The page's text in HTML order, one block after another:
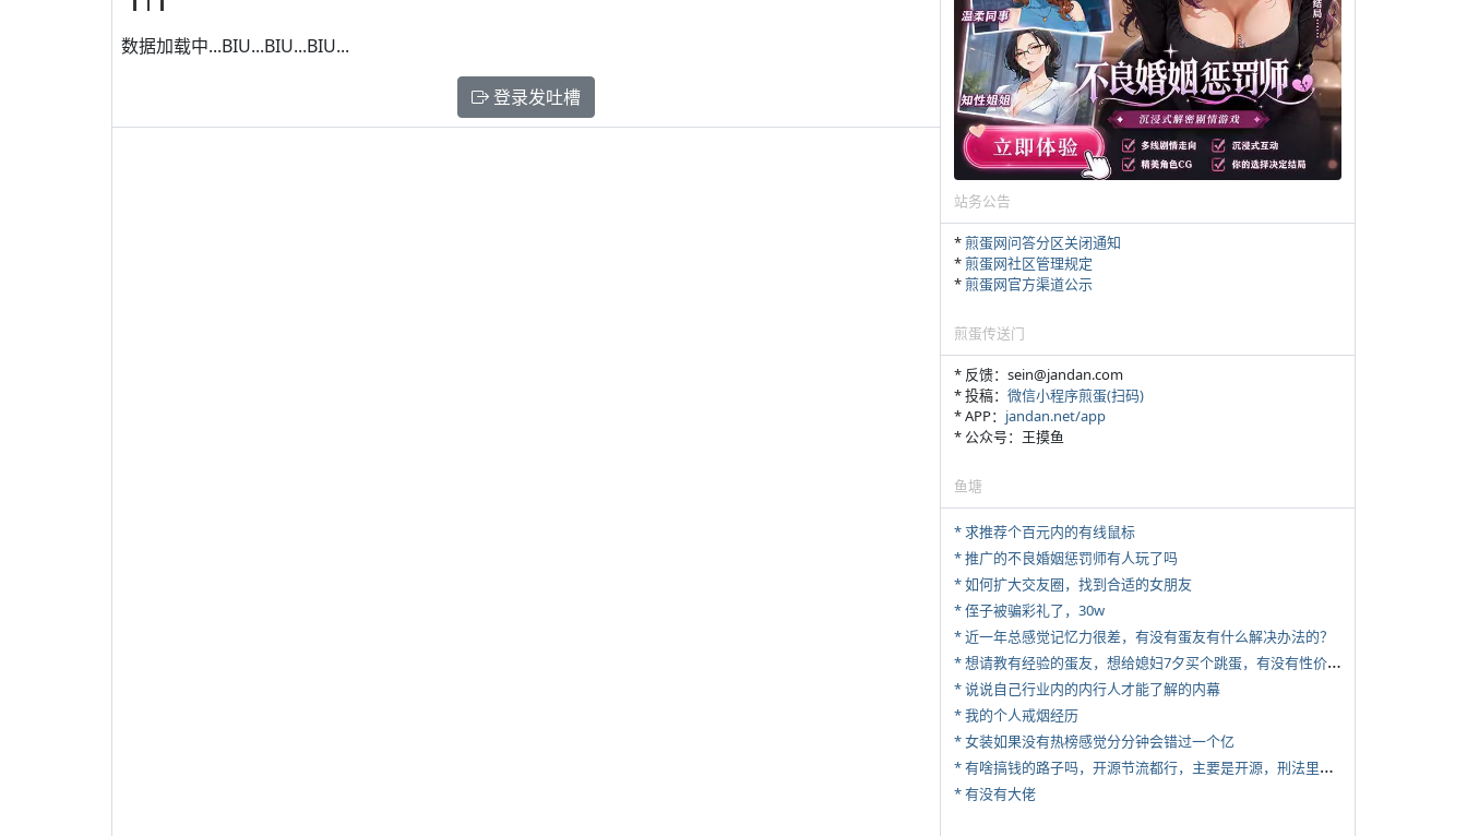
数据加载中...BIU...BIU...BIU...
登录发吐槽
站务公告
*煎蛋网问答分区关闭通知
*煎蛋网社区管理规定
*煎蛋网官方渠道公示
煎蛋传送门
* 反馈：sein@jandan.com
* 投稿： 微信小程序煎蛋(扫码)
* APP： jandan.net/app
* 公众号：王摸鱼
鱼塘
* 求推荐个百元内的有线鼠标
* 推广的不良婚姻惩罚师有人玩了吗
* 如何扩大交友圈，找到合适的女朋友
* 侄子被骗彩礼了，30w
* 近一年总感觉记忆力很差，有没有蛋友有什么解决办法的？
*
想请教有经验的蛋友，想给媳妇7夕买个跳蛋，有没有性价比高的推荐
* 说说自己行业内的内行人才能了解的内幕
* 我的个人戒烟经历
* 女装如果没有热榜感觉分分钟会错过一个亿
*
有啥搞钱的路子吗，开源节流都行，主要是开源，刑法里的咱不做
* 有没有大佬